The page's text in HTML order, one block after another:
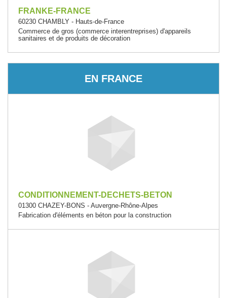
FRANKE-FRANCE
60230 CHAMBLY - Hauts-de-France
Commerce de gros (commerce interentreprises) d'appareils
sanitaires et de produits de décoration
EN FRANCE
CONDITIONNEMENT-DECHETS-BETON
01300 CHAZEY-BONS - Auvergne-Rhône-Alpes
Fabrication d'éléments en béton pour la construction